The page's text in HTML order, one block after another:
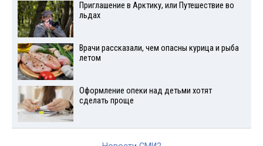
Приглашение в Арктику, или Путешествие во
льдах
Врачи рассказали, чем опасны курица и рыба
летом
Оформление опеки над детьми хотят
сделать проще